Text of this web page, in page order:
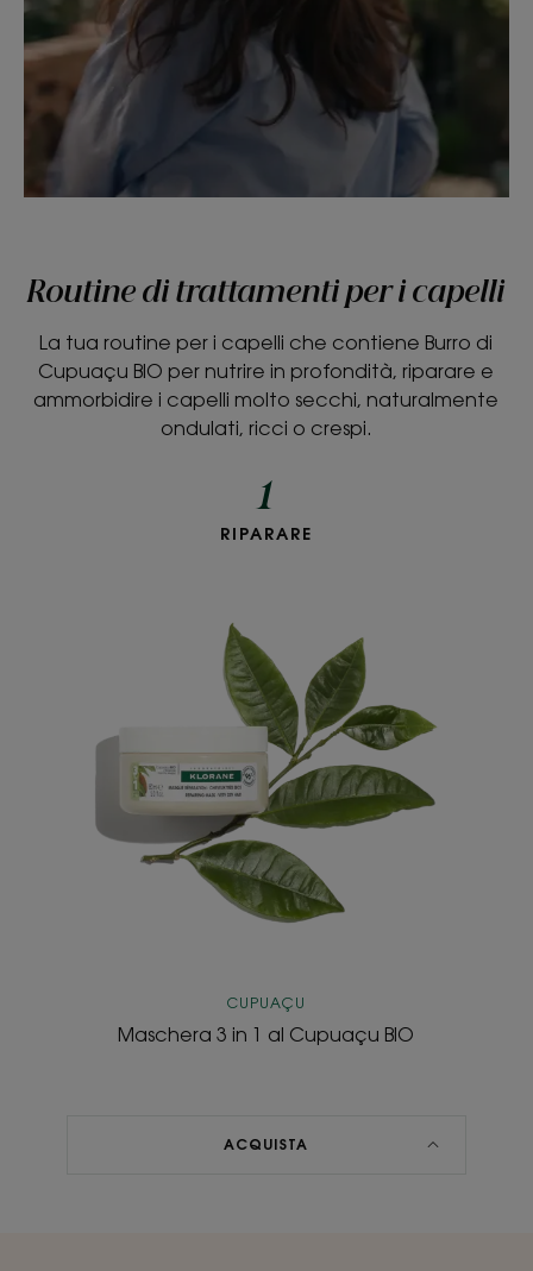
Routine di trattamenti per i capelli
La tua routine per i capelli che contiene Burro di
Cupuaçu BIO per nutrire in profondità, riparare e
ammorbidire i capelli molto secchi, naturalmente
ondulati, ricci o crespi.
1
Maschera
al
Cupuaçu
BIO
RIPARARE
CUPUAÇU
Maschera 3 in 1 al Cupuaçu BIO
ACQUISTA